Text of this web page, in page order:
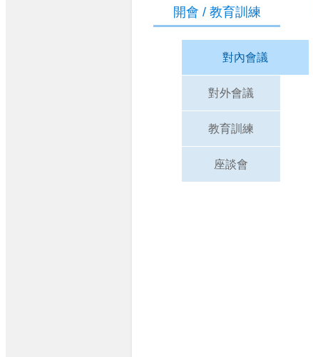
開會 / 教育訓練
對內會議
對外會議
教育訓練
座談會